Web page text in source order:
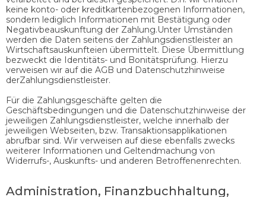
keine konto- oder kreditkartenbezogenen Informationen,
sondern lediglich Informationen mit Bestätigung oder
Negativbeauskunftung der Zahlung.Unter Umständen
werden die Daten seitens der Zahlungsdienstleister an
Wirtschaftsauskunfteien übermittelt. Diese Übermittlung
bezweckt die Identitäts- und Bonitätsprüfung. Hierzu
verweisen wir auf die AGB und Datenschutzhinweise
derZahlungsdienstleister.
Für die Zahlungsgeschäfte gelten die
Geschäftsbedingungen und die Datenschutzhinweise der
jeweiligen Zahlungsdienstleister, welche innerhalb der
jeweiligen Webseiten, bzw. Transaktionsapplikationen
abrufbar sind. Wir verweisen auf diese ebenfalls zwecks
weiterer Informationen und Geltendmachung von
Widerrufs-, Auskunfts- und anderen Betroffenenrechten.
Administration, Finanzbuchhaltung,